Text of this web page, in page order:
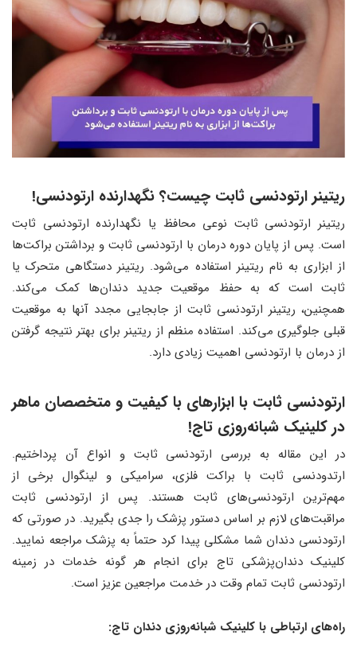
ریتینر ارتودنسی ثابت چیست؟ نگهدارنده ارتودنسی!
ریتینر ارتودنسی ثابت نوعی محافظ یا نگهدارنده ارتودنسی ثابت
است. پس از پایان دوره درمان با ارتودنسی ثابت و برداشتن براکت‌ها
از ابزاری به نام ریتینر استفاده می‌شود. ریتینر دستگاهی متحرک یا
ثابت است که به حفظ موقعیت جدید دندان‌ها کمک می‌کند.
همچنین، ریتینر ارتودنسی ثابت از جابجایی مجدد آنها به موقعیت
قبلی جلوگیری می‌کند. استفاده منظم از ریتینر برای بهتر نتیجه گرفتن
از درمان با ارتودنسی اهمیت زیادی دارد.
ارتودنسی ثابت با ابزارهای با کیفیت و متخصصان ماهر
در کلینیک شبانه‌روزی تاج!
در این مقاله به بررسی ارتودنسی ثابت و انواع آن پرداختیم.
ارتدودنسی ثابت با براکت فلزی، سرامیکی و لینگوال برخی از
مهم‌ترین ارتودنسی‌های ثابت هستند. پس از ارتودنسی ثابت
مراقبت‌های لازم بر اساس دستور پزشک را جدی بگیرید. در صورتی که
ارتودنسی دندان شما مشکلی پیدا کرد حتماً به پزشک مراجعه نمایید.
کلینیک دندان‌پزشکی تاج برای انجام هر گونه خدمات در زمینه
ارتودنسی ثابت تمام وقت در خدمت مراجعین عزیز است.
راه‌های ارتباطی با کلینیک شبانه‌روزی دندان تاج: